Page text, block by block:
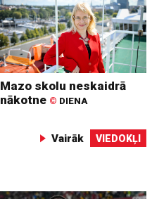
Mazo skolu neskaidrā
nākotne © DIENA
Vairāk VIEDOKĻI